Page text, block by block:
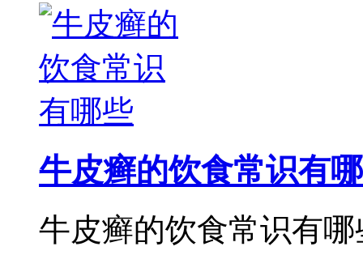
牛皮癣的饮食常识有哪
牛皮癣的饮食常识有